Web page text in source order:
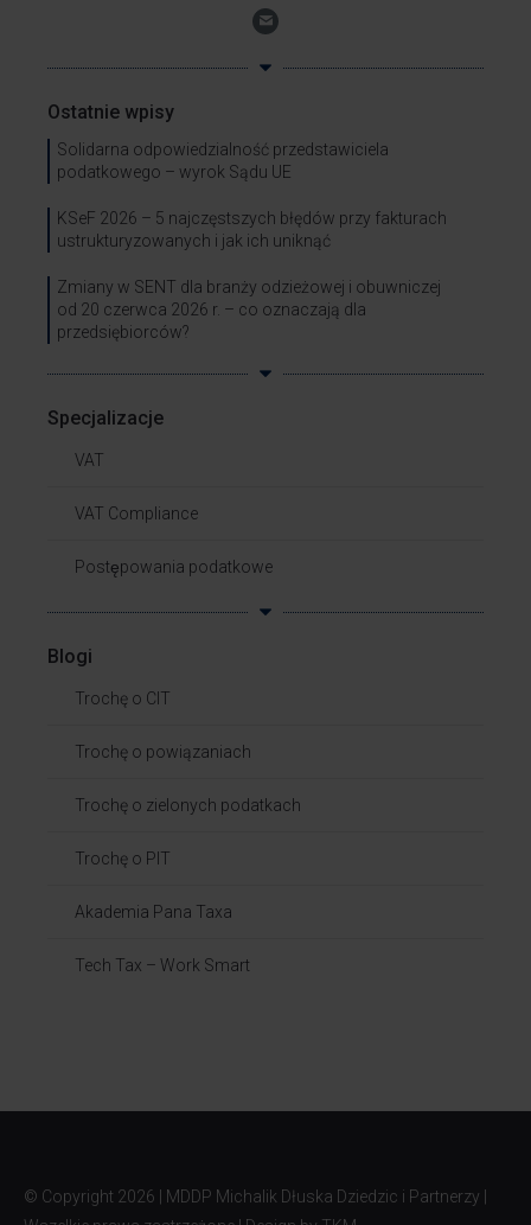
Ostatnie wpisy
Solidarna odpowiedzialność przedstawiciela
podatkowego – wyrok Sądu UE
KSeF 2026 – 5 najczęstszych błędów przy fakturach
ustrukturyzowanych i jak ich uniknąć
Zmiany w SENT dla branży odzieżowej i obuwniczej
od 20 czerwca 2026 r. – co oznaczają dla
przedsiębiorców?
Specjalizacje
VAT
VAT Compliance
Postępowania podatkowe
Blogi
Trochę o CIT
Trochę o powiązaniach​
Trochę o zielonych podatkach
Trochę o PIT
Akademia Pana Taxa
Tech Tax – Work Smart
© Copyright 2026 | MDDP Michalik Dłuska Dziedzic i Partnerzy |